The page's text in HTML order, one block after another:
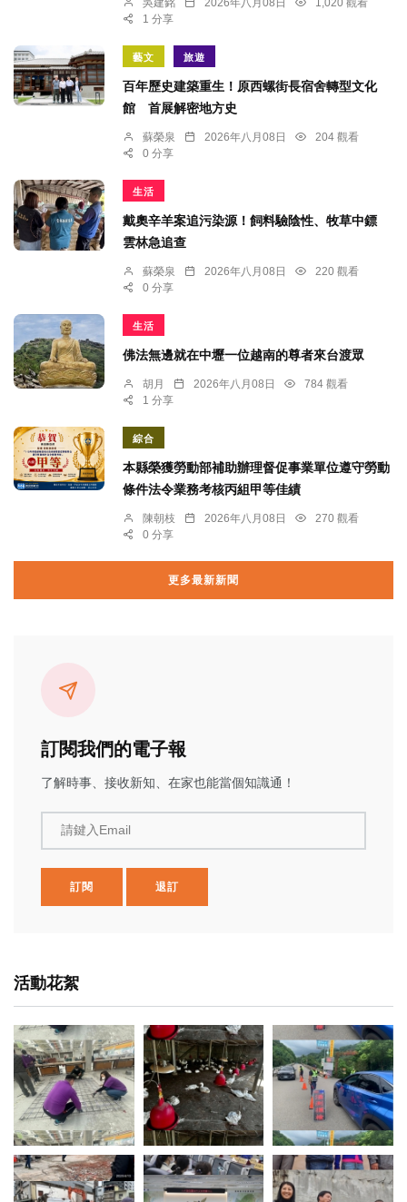
吳建銘 2026年八月08日
1,020 觀看
1 分享
藝文 旅遊
百年歷史建築重生！原西螺街長宿舍轉型文化
館 首展解密地方史
蘇榮泉 2026年八月08日
204 觀看
0 分享
生活
戴奧辛羊案追污染源！飼料驗陰性、牧草中鏢
雲林急追查
蘇榮泉 2026年八月08日
220 觀看
0 分享
生活
佛法無邊就在中壢一位越南的尊者來台渡眾
胡月 2026年八月08日
784 觀看
1 分享
綜合
本縣榮獲勞動部補助辦理督促事業單位遵守勞動
條件法令業務考核丙組甲等佳績
陳朝枝 2026年八月08日
270 觀看
0 分享
更多最新新聞
訂閱我們的電子報
了解時事、接收新知、在家也能當個知識通！
請鍵入Email
訂閱 退訂
活動花絮